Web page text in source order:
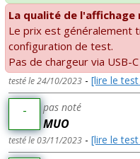
La qualité de
Le prix est généralement
configuration de test.
Pas de chargeur via USB-C
testé le 24/10/2023 - [lire le
- pas noté
MUO
testé le 03/11/2023 - [lire le